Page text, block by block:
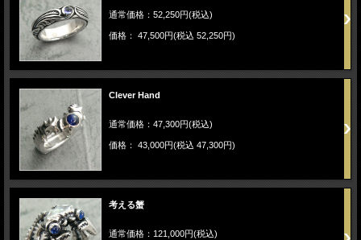
通常価格：52,250円(税込)
価格： 47,500円(税込 52,250円)
Clever Hand
通常価格：47,300円(税込)
価格： 43,000円(税込 47,300円)
考える蟹
通常価格：121,000円(税込)